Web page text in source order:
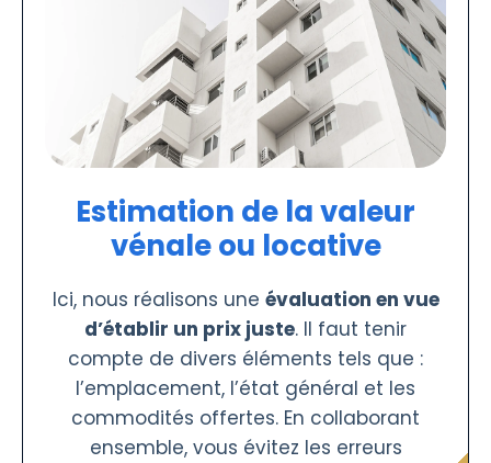
Estimation de la valeur
vénale ou locative
Ici, nous réalisons une évaluation en vue
d’établir un prix juste. Il faut tenir
compte de divers éléments tels que :
l’emplacement, l’état général et les
commodités offertes. En collaborant
ensemble, vous évitez les erreurs